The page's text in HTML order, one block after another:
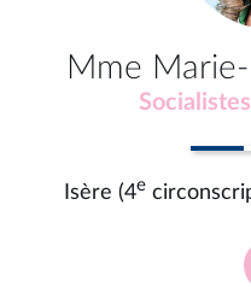
Mme
Isère (4e